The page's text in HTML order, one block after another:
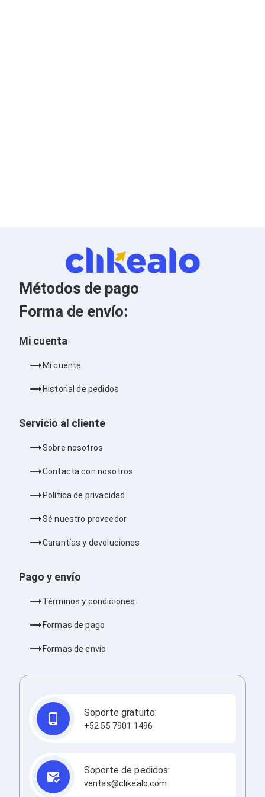
Bases para PC's
Kits de Herramientas
Protectores para PC's
Limpiadores para Electrónicos
Lentes para Computadora
PC's de Escritorio
All in One
Barebones
Electrónica de Consumo
Accesorios de Audio
Estuches y Cajas
Accesorios para Micrófonos
Bocinas
Bocinas Portátiles
Barras de Sonido
Soportes
Proyección
Accesorios Proyectores
Presentadores
Pizarrones Interactivos
TV y Pantallas
Accesorios TV
Soportes para Pantallas
Pantallas
Pantallas Comerciales
Pantallas Interactivas
Métodos de pago
Forma de envío:
Mi cuenta
Mi cuenta
Historial de pedidos
Servicio al cliente
Sobre nosotros
Contacta con nosotros
Política de privacidad
Sé nuestro proveedor
Garantías y devoluciones
Pago y envío
Términos y condiciones
Formas de pago
Formas de envío
Soporte gratuito:
+52 55 7901 1496
Soporte de pedidos:
ventas@clikealo.com